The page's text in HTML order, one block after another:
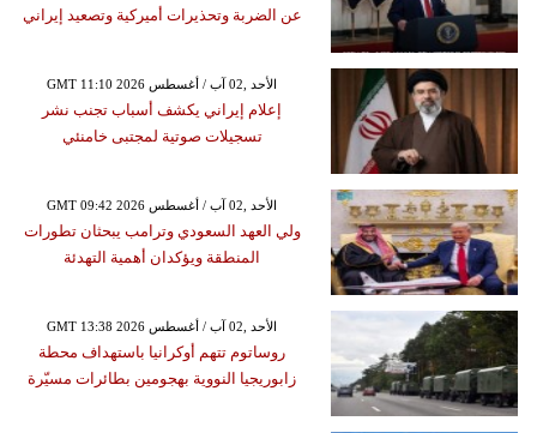
عن الضربة وتحذيرات أميركية وتصعيد إيراني
GMT 11:10 2026 الأحد ,02 آب / أغسطس
إعلام إيراني يكشف أسباب تجنب نشر
تسجيلات صوتية لمجتبى خامنئي
GMT 09:42 2026 الأحد ,02 آب / أغسطس
ولي العهد السعودي وترامب يبحثان تطورات
المنطقة ويؤكدان أهمية التهدئة
GMT 13:38 2026 الأحد ,02 آب / أغسطس
روساتوم تتهم أوكرانيا باستهداف محطة
زابوريجيا النووية بهجومين بطائرات مسيّرة